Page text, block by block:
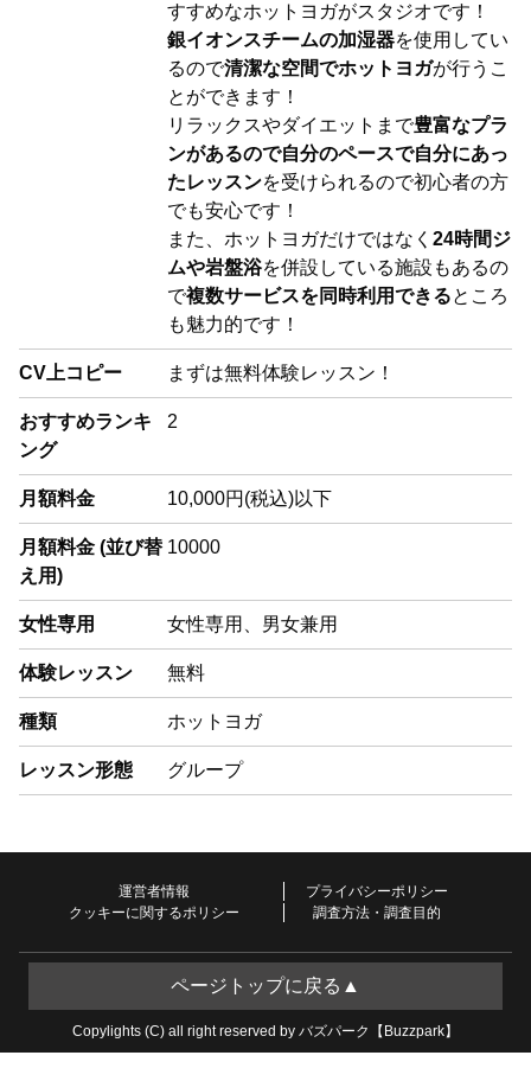
すすめなホットヨガがスタジオです！
銀イオンスチームの加湿器を使用してい
るので清潔な空間でホットヨガが行うこ
とができます！
リラックスやダイエットまで豊富なプラ
ンがあるので自分のペースで自分にあっ
たレッスンを受けられるので初心者の方
でも安心です！
また、ホットヨガだけではなく 24時間ジ
ムや岩盤浴を併設している施設もあるの
で複数サービスを同時利用できるところ
も魅力的です！
CV上コピー まずは無料体験レッスン！
おすすめランキ
ング
2
月額料金 10,000円(税込)以下
月額料金 (並び替
え用)
10000
女性専用 女性専用、男女兼用
体験レッスン 無料
種類 ホットヨガ
レッスン形態 グループ
運営者情報
プライバシーポリシー
クッキーに関するポリシー
調査方法・調査目的
ページトップに戻る▲
Copylights (C) all right reserved by バズパーク【Buzzpark】